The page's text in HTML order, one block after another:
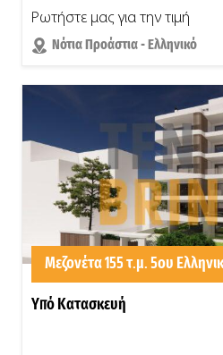
Ρωτήστε μας για την τιμή
Νότια Προάστια - Ελληνικό
Μεζονέτα 155 τ.μ. 5ου
Υπό Κατασκευή